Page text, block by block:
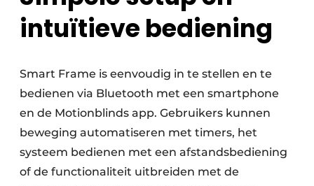
intuïtieve bediening
Smart Frame is eenvoudig in te stellen en te
bedienen via Bluetooth met een smartphone
en de Motionblinds app. Gebruikers kunnen
beweging automatiseren met timers, het
systeem bedienen met een afstandsbediening
of de functionaliteit uitbreiden met de